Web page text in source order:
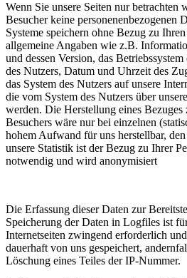
Wenn Sie unsere Seiten nur betrachten
Besucher keine personenenbezogenen
Systeme speichern ohne Bezug zu
allgemeine Angaben wie z.B.
und dessen Version, das
des Nutzers, Datum und Uhrzeit des
das System des Nutzers auf unsere
die vom System des Nutzers über
werden. Die Herstellung eines Bezuges
Besuchers wäre nur bei einzelnen
hohem Aufwand für uns herstellbar,
unsere Statistik ist der Bezug zu Ihrer
notwendig und wird anonymisiert
Die Erfassung dieser Daten zur
Speicherung der Daten in Logfiles ist
Internetseiten zwingend erforderlich
dauerhaft von uns gespeichert,
Löschung eines Teiles der IP-Nummer.